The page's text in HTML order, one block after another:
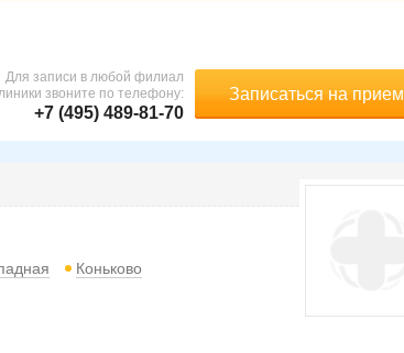
Записаться на прием
Для записи в любой филиал
звоните по телефону:
+7 (495) 489-81-70
Коньково